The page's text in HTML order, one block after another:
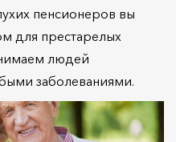
пенсионеров вы
для престарелых
людей
заболеваниями.